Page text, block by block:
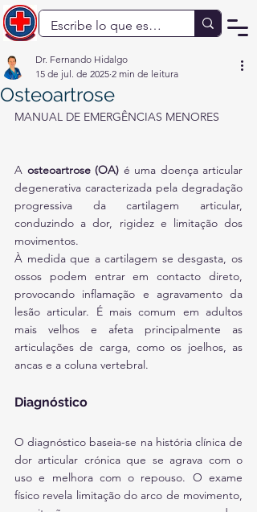
Osteoartrose
Dr. Fernando Hidalgo
15 de jul. de 2025 2 min de leitura
MANUAL DE EMERGÊNCIAS MENORES
A osteoartrose (OA) é uma doença articular
degenerativa caracterizada pela degradação
progressiva da cartilagem articular,
conduzindo a dor, rigidez e limitação dos
movimentos.
À medida que a cartilagem se desgasta, os
ossos podem entrar em contacto direto,
provocando inflamação e agravamento da
lesão articular. É mais comum em adultos
mais velhos e afeta principalmente as
articulações de carga, como os joelhos, as
ancas e a coluna vertebral.
Diagnóstico
O diagnóstico baseia-se na história clínica de
dor articular crónica que se agrava com o
uso e melhora com o repouso. O exame
físico revela limitação do arco de movimento,